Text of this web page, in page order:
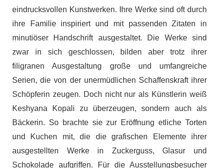
eindrucksvollen Kunstwerken. Ihre Werke sind oft durch
ihre Familie inspiriert und mit passenden Zitaten in
minutiöser Handschrift ausgestaltet. Die Werke sind
zwar in sich geschlossen, bilden aber trotz ihrer
filigranen Ausgestaltung große und umfangreiche
Serien, die von der unermüdlichen Schaffenskraft ihrer
Schöpferin zeugen. Doch nicht nur als Künstlerin weiß
Keshyana Kopali zu überzeugen, sondern auch als
Bäckerin. So brachte sie zur Eröffnung etliche Torten
und Kuchen mit, die die grafischen Elemente ihrer
ausgestellten Werke in Zuckerguss, Glasur und
Schokolade aufgriffen. Für die Ausstellungsbesucher